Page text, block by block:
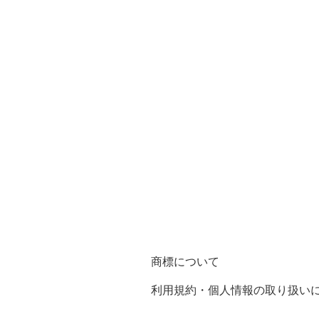
商標について
利用規約・個人情報の取り扱い